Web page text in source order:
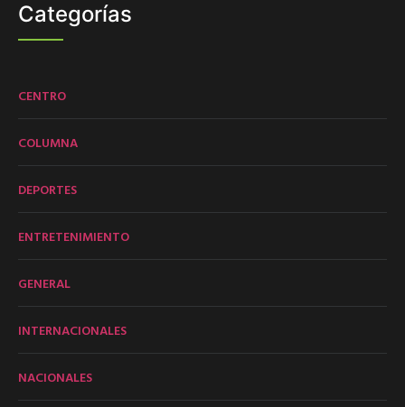
Categorías
CENTRO
COLUMNA
DEPORTES
ENTRETENIMIENTO
GENERAL
INTERNACIONALES
NACIONALES